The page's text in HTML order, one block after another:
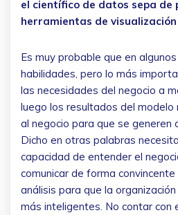
el científico de datos sepa de
herramientas de visualización
Es muy probable que en
habilidades, pero lo más
las necesidades del negocio a
luego los resultados del
al negocio para que se generen
Dicho en otras palabras
capacidad de entender el
comunicar de forma
análisis para que la
más inteligentes. No contar con